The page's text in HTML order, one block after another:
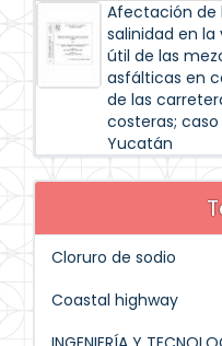
Afectación de
salinidad en la
útil de las
asfálticas en
de las
costeras; caso
Yucatán
Cloruro de sodio
Coastal highway